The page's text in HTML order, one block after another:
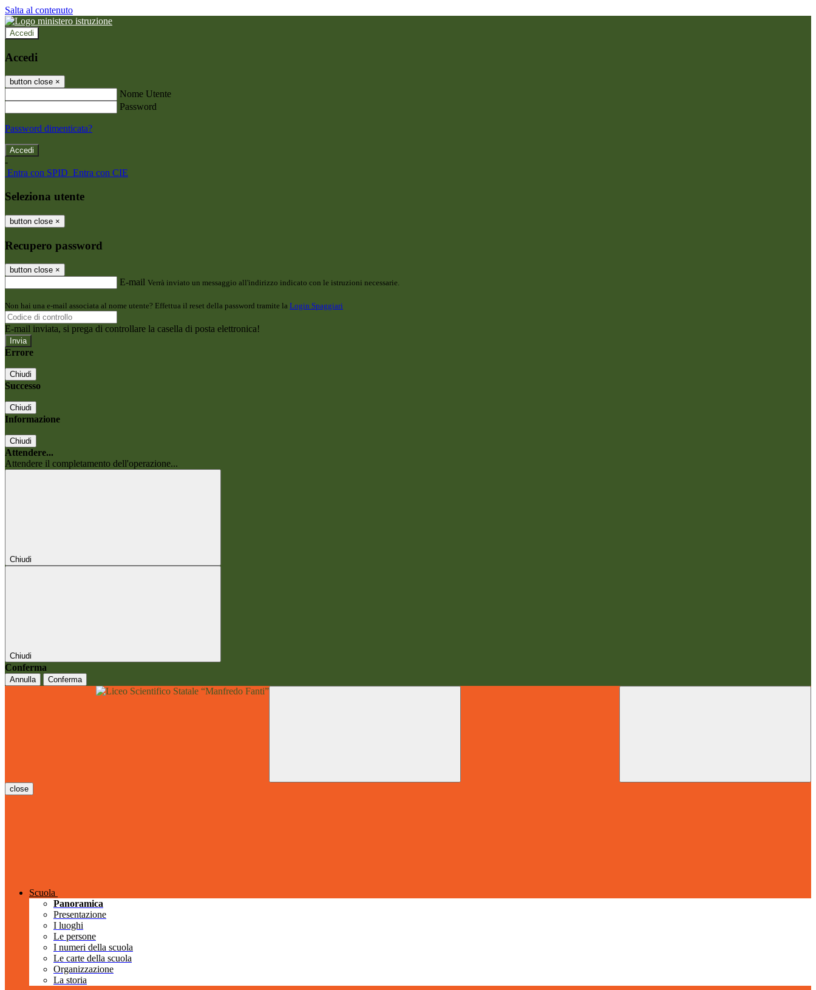
Salta al contenuto
Accedi
Accedi
button close ×
Nome Utente
Password
Password dimenticata?
-
Entra con SPID Entra con CIE
Seleziona utente
button close ×
Recupero password
button close ×
E-mail Verrà inviato un messaggio all'indirizzo indicato con le istruzioni necessarie.
Non hai una e-mail associata al nome utente? Effettua il reset della password tramite la Login Spaggiari
E-mail inviata, si prega di controllare la casella di posta elettronica!
Errore
Chiudi
Successo
Chiudi
Informazione
Chiudi
Attendere...
Attendere il completamento dell'operazione...
Chiudi
Chiudi
Conferma
Annulla Conferma
close
Scuola
Panoramica
Presentazione
I luoghi
Le persone
I numeri della scuola
Le carte della scuola
Organizzazione
La storia